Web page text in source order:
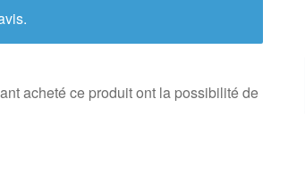
acheté ce produit ont la possibilité de